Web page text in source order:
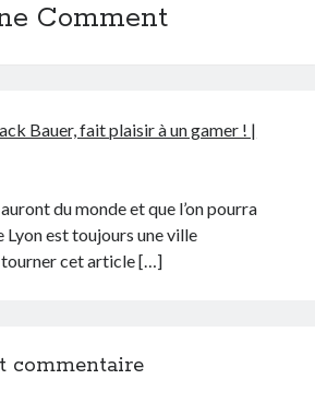
Comment
Bauer, fait plaisir à un gamer ! |
du monde et que l’on pourra
Lyon est toujours une ville
tourner cet article […]
commentaire